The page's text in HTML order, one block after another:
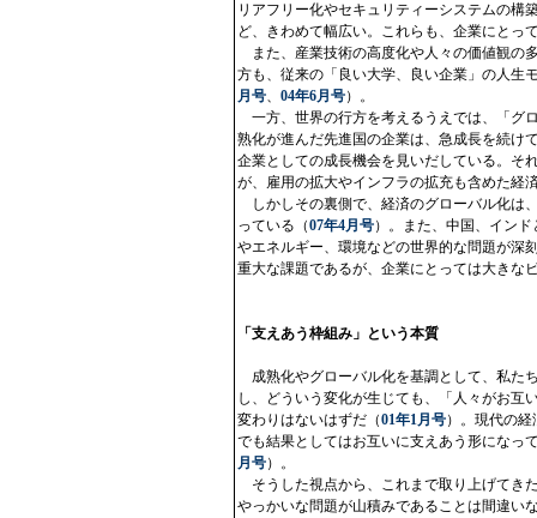
リアフリー化やセキュリティーシステムの構
ど、きわめて幅広い。これらも、企業にとっ
また、産業技術の高度化や人々の価値観の
方も、従来の「良い大学、良い企業」の人生
月号、 04年6月号）。
一方、世界の行方を考えるうえでは、「グ
熟化が進んだ先進国の企業は、急成長を続け
企業としての成長機会を見いだしている。そ
が、雇用の拡大やインフラの拡充も含めた経
しかしその裏側で、経済のグローバル化は
っている（07年4月号）。また、中国、イン
やエネルギー、環境などの世界的な問題が深
重大な課題であるが、企業にとっては大きな
「支えあう枠組み」という本質
成熟化やグローバル化を基調として、私た
し、どういう変化が生じても、「人々がお互
変わりはないはずだ（01年1月号）。現代の経
でも結果としてはお互いに支えあう形になっ
月号）。
そうした視点から、これまで取り上げてき
やっかいな問題が山積みであることは間違い